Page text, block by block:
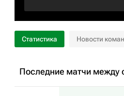
Статистика Новости
Последние матчи между